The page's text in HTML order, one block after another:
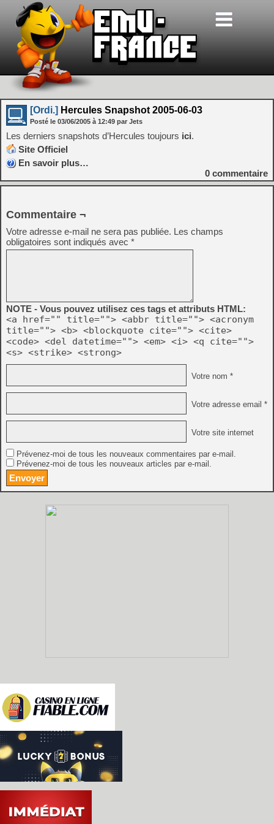
[Ordi.] Hercules Snapshot 2005-06-03
Posté le 03/06/2005 à 12:49 par Jets
Les derniers snapshots d’Hercules toujours ici.
Site Officiel
En savoir plus…
0 commentaire
Commentaire ¬
Votre adresse e-mail ne sera pas publiée. Les champs
obligatoires sont indiqués avec *
NOTE - Vous pouvez utilisez ces tags et attributs HTML:
<a href="" title=""> <abbr title=""> <acronym
title=""> <b> <blockquote cite=""> <cite>
<code> <del datetime=""> <em> <i> <q cite="">
<s> <strike> <strong>
Votre nom *
Votre adresse email *
Votre site internet
Prévenez-moi de tous les nouveaux commentaires par e-mail.
Prévenez-moi de tous les nouveaux articles par e-mail.